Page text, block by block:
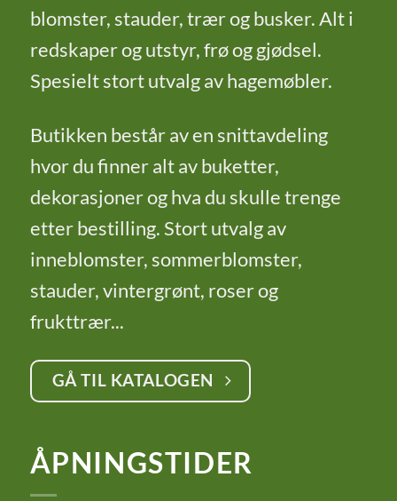
blomster, stauder, trær og busker. Alt i
redskaper og utstyr, frø og gjødsel.
Spesielt stort utvalg av hagemøbler.
Butikken består av en snittavdeling
hvor du finner alt av buketter,
dekorasjoner og hva du skulle trenge
etter bestilling. Stort utvalg av
inneblomster, sommerblomster,
stauder, vintergrønt, roser og
frukttrær...
GÅ TIL KATALOGEN
ÅPNINGSTIDER